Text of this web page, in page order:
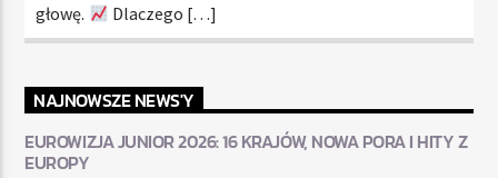
głowę.
Dlaczego […]
NAJNOWSZE NEWS'Y
EUROWIZJA JUNIOR 2026: 16 KRAJÓW, NOWA PORA I HITY Z
EUROPY